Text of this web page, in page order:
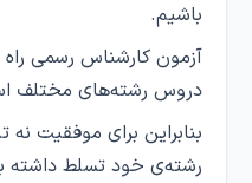
باشیم.
آزمون کارشناس رسمی
دروس رشته‌های مختلف
بنابراین برای موفقیت
رشته‌ی خود تسلط داشته